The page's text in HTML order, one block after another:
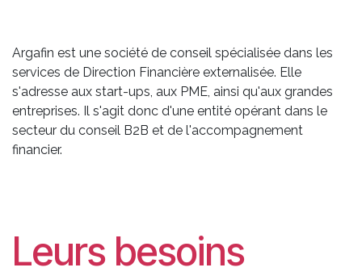
Argafin est une société de conseil spécialisée dans les
services de Direction Financière externalisée. Elle
s'adresse aux start-ups, aux PME, ainsi qu'aux grandes
entreprises. Il s'agit donc d'une entité opérant dans le
secteur du conseil B2B et de l'accompagnement
financier.
Leurs besoins